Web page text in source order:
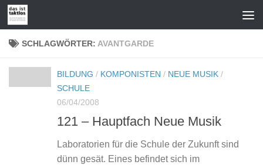
Zum Inhalt springen
SCHLAGWÖRTER: AVANTGARDE
BILDUNG / KOMPONISTEN / NEUE MUSIK /
SCHULE
06/04/2008
121 – Hauptfach Neue Musik
Laboratorien für die Schule der Zukunft sind
dünn gesät. Eines befindet sich im